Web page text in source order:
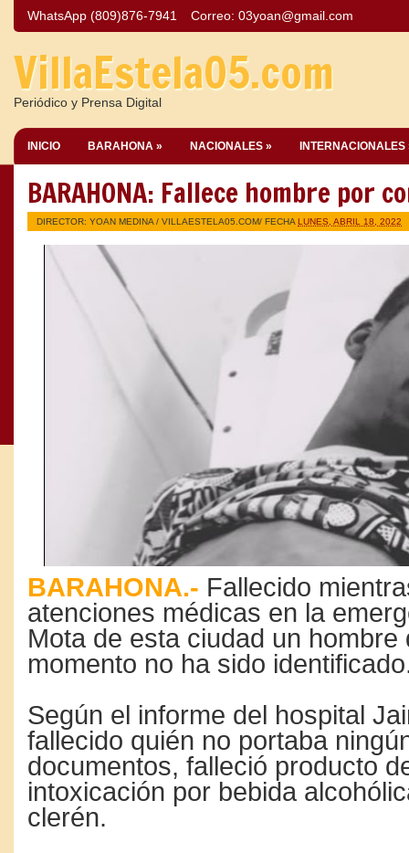
WhatsApp (809)876-7941 Correo: 03yoan@gmail.com
VillaEstela05.com
Periódico y Prensa Digital
INICIO BARAHONA » NACIONALES » INTERNACIONALES
BARAHONA: Fallece hombre por
DIRECTOR: YOAN MEDINA / VILLAESTELA05.COM/ FECHA LUNES, ABRIL 18, 2022
BARAHONA.- Fallecido
atenciones médicas en la
Mota de esta ciudad un hombre
momento no ha sido
Según el informe del hospital
fallecido quién no portaba
documentos, falleció producto
intoxicación por bebida
clerén.